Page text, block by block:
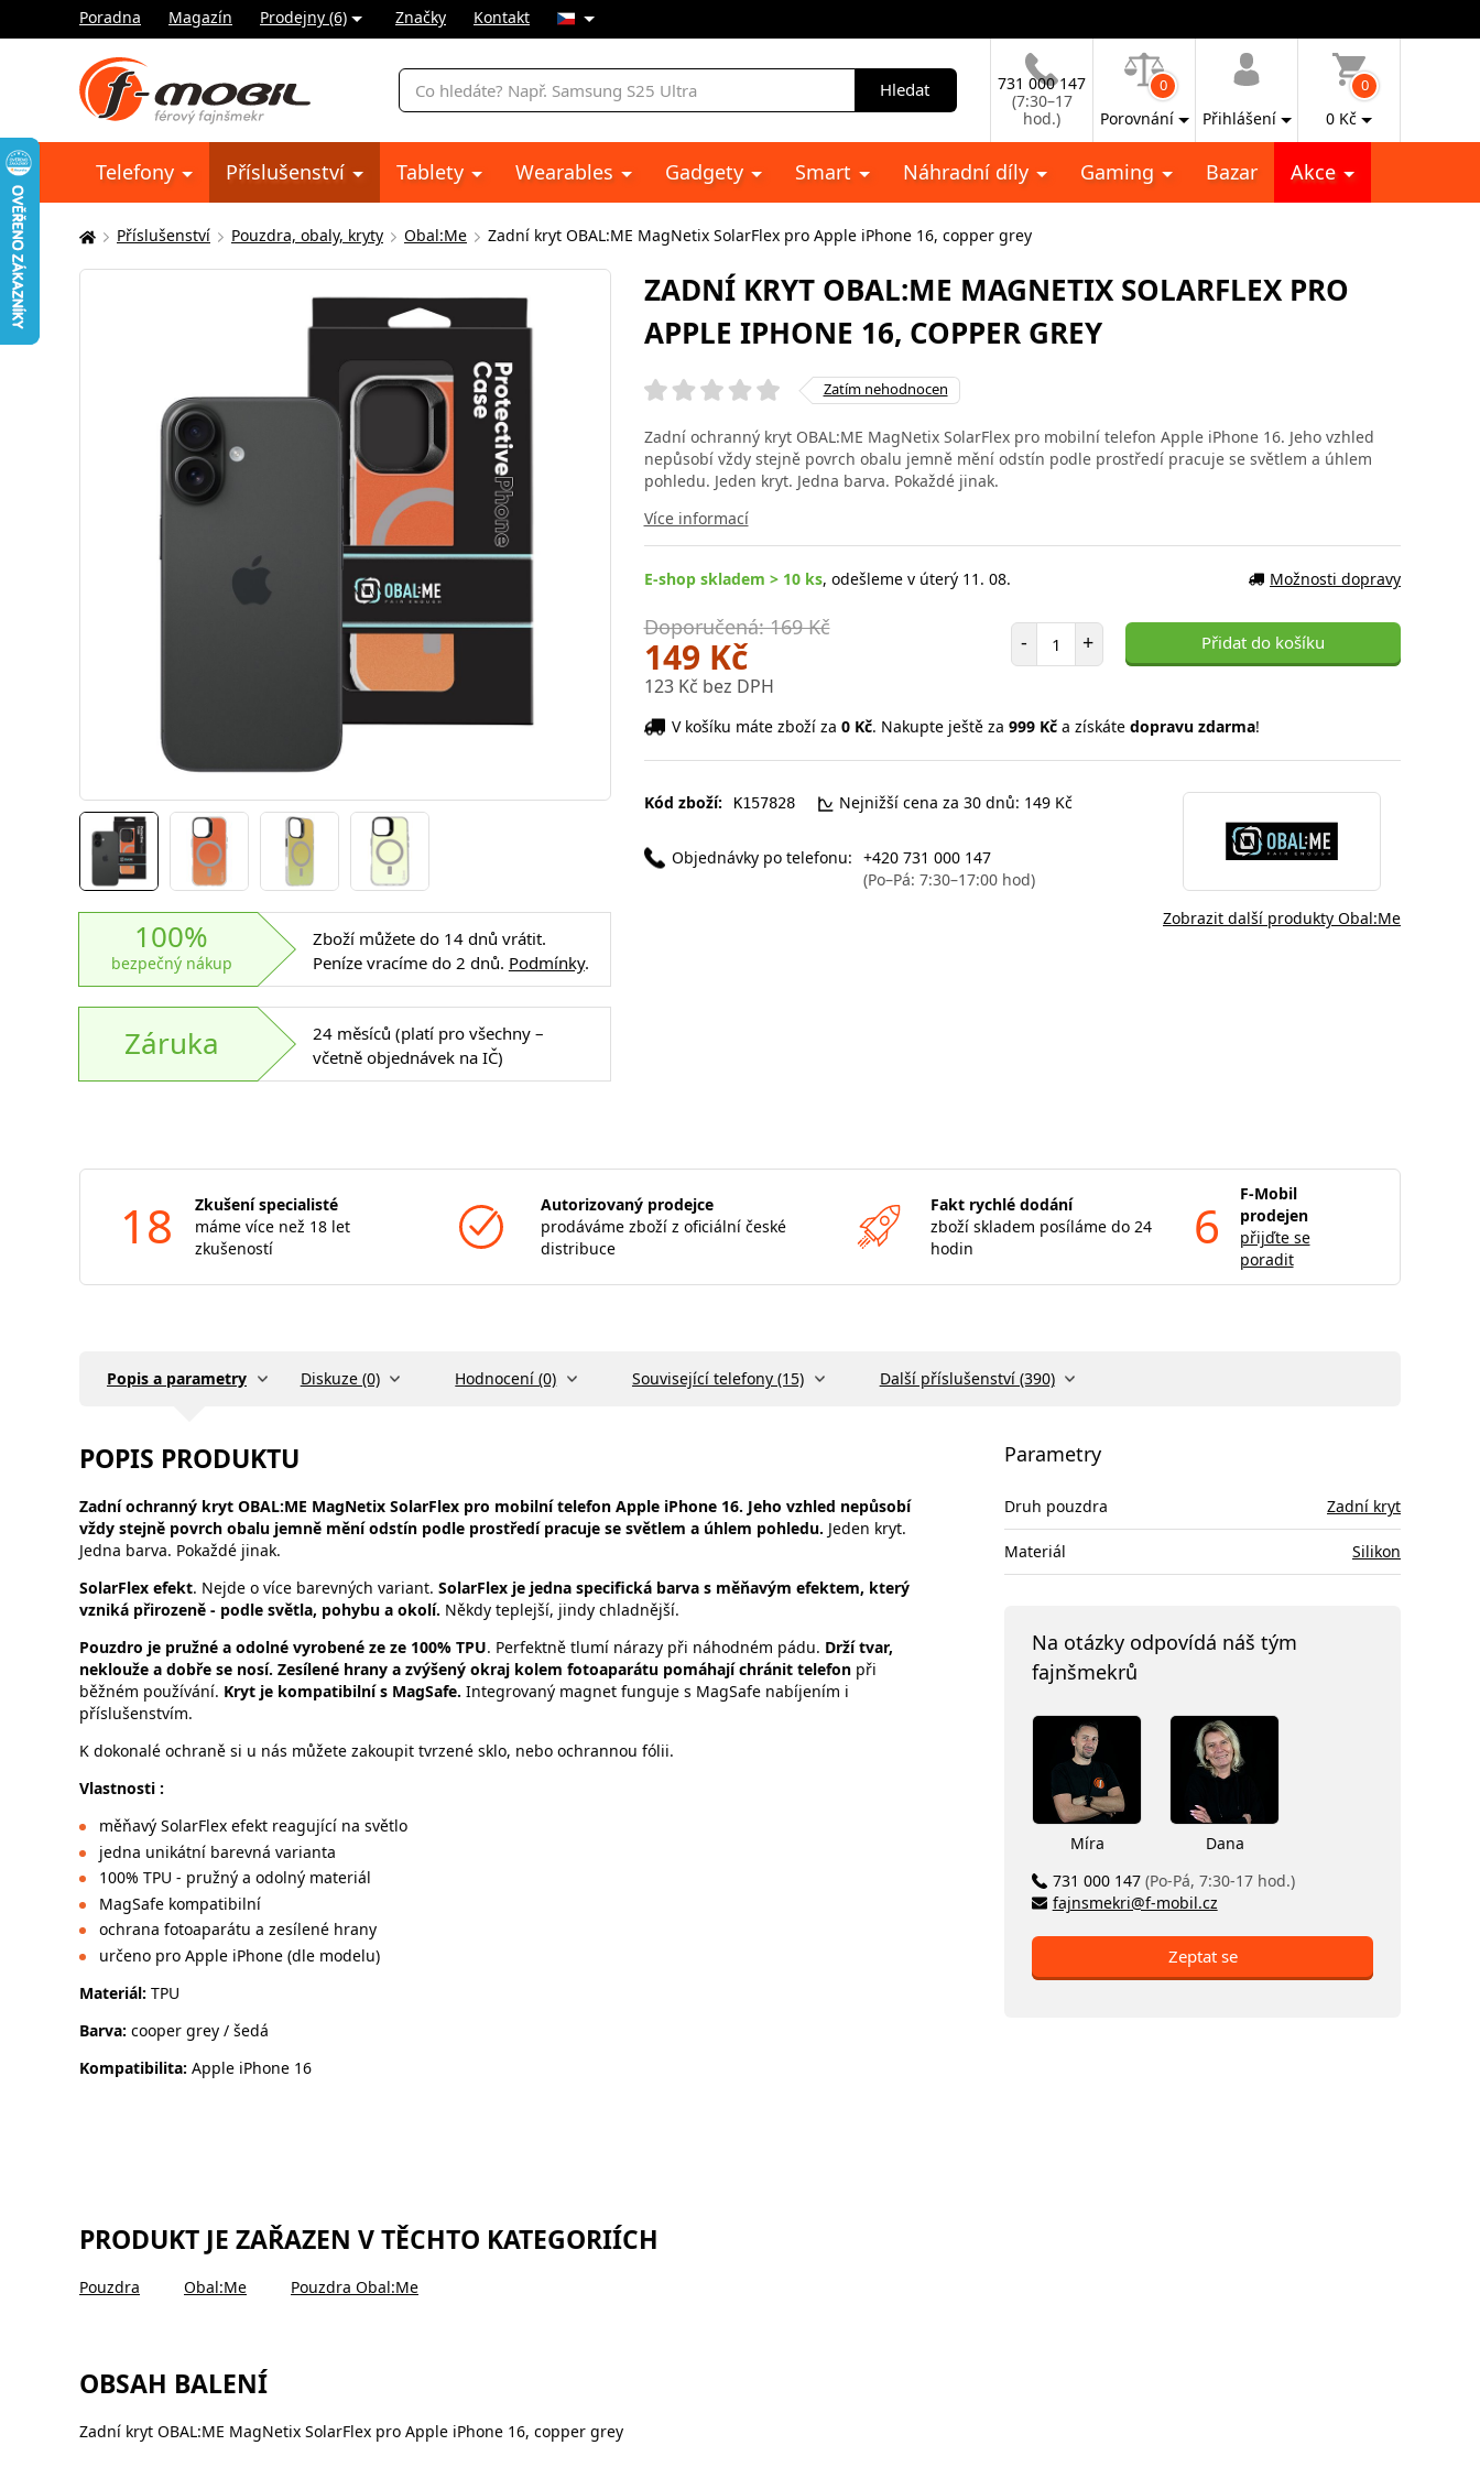
Poradna Magazín Prodejny (6) Značky Kontakt
Vyhledávání
Hledat
731 000 147
(7:30–17
hod.)
0
Porovnání Přihlášení
0
0 Kč
Telefony Příslušenství Tablety Wearables Gadgety Smart Náhradní díly Gaming Bazar Akce
Zde
se
Příslušenství Pouzdra, obaly, kryty Obal:Me Zadní kryt OBAL:ME MagNetix SolarFlex pro Apple iPhone 16, copper grey
100%
bezpečný nákup
Zboží můžete do 14 dnů vrátit.
Peníze vracíme do 2 dnů. Podmínky.
Záruka
24 měsíců (platí pro všechny –
včetně objednávek na IČ)
ZADNÍ KRYT OBAL:ME MAGNETIX SOLARFLEX PRO
APPLE IPHONE 16, COPPER GREY
Zatím nehodnocen
Zadní ochranný kryt OBAL:ME MagNetix SolarFlex pro mobilní telefon Apple iPhone 16. Jeho vzhled
nepůsobí vždy stejně povrch obalu jemně mění odstín podle prostředí pracuje se světlem a úhlem
pohledu. Jeden kryt. Jedna barva. Pokaždé jinak.
Více informací
E-shop skladem > 10 ks, odešleme v úterý 11. 08. Možnosti dopravy
Doporučená: 169 Kč
149 Kč
123 Kč bez DPH
- Počet položek
+ Přidat do košíku
V košíku máte zboží za 0 Kč. Nakupte ještě za 999 Kča získáte dopravu zdarma!
Kód zboží: K157828 Nejnižší cena za 30 dnů: 149 Kč
Objednávky po telefonu: +420 731 000 147
(Po–Pá: 7:30–17:00 hod)
Zobrazit další produkty Obal:Me
18
Zkušení specialisté
máme více než 18 let
zkušeností
Autorizovaný prodejce
prodáváme zboží z oficiální české
distribuce
Fakt rychlé dodání
zboží skladem posíláme do 24
hodin
6
F-Mobil
prodejen
přijďte se
poradit
Popis a parametry Diskuze (0) Hodnocení (0) Související telefony (15) Další příslušenství (390)
POPIS PRODUKTU
Zadní ochranný kryt OBAL:ME MagNetix SolarFlex pro mobilní telefon Apple iPhone 16. Jeho vzhled nepůsobí
vždy stejně povrch obalu jemně mění odstín podle prostředí pracuje se světlem a úhlem pohledu. Jeden kryt.
Jedna barva. Pokaždé jinak.
SolarFlex efekt. Nejde o více barevných variant. SolarFlex je jedna specifická barva s měňavým efektem, který
vzniká přirozeně - podle světla, pohybu a okolí. Někdy teplejší, jindy chladnější.
Pouzdro je pružné a odolné vyrobené ze ze 100% TPU. Perfektně tlumí nárazy při náhodném pádu. Drží tvar,
neklouže a dobře se nosí. Zesílené hrany a zvýšený okraj kolem fotoaparátu pomáhají chránit telefon při
běžném používání. Kryt je kompatibilní s MagSafe. Integrovaný magnet funguje s MagSafe nabíjením i
příslušenstvím.
K dokonalé ochraně si u nás můžete zakoupit tvrzené sklo, nebo ochrannou fólii.
Vlastnosti :
měňavý SolarFlex efekt reagující na světlo
jedna unikátní barevná varianta
100% TPU - pružný a odolný materiál
MagSafe kompatibilní
ochrana fotoaparátu a zesílené hrany
určeno pro Apple iPhone (dle modelu)
Materiál: TPU
Barva: cooper grey / šedá
Kompatibilita: Apple iPhone 16
PRODUKT JE ZAŘAZEN V TĚCHTO KATEGORIÍCH
Pouzdra Obal:Me Pouzdra Obal:Me
OBSAH BALENÍ
Zadní kryt OBAL:ME MagNetix SolarFlex pro Apple iPhone 16, copper grey
Parametry
Druh pouzdra Zadní kryt
Materiál Silikon
Na otázky odpovídá náš tým
fajnšmekrů
Míra
Dana
731 000 147 (Po-Pá, 7:30-17 hod.)
fajnsmekri@f-mobil.cz
Zeptat se